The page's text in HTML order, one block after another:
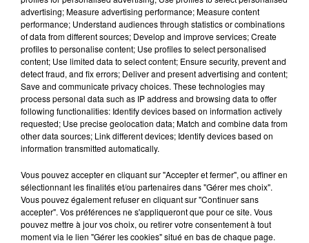
7 août 2026
Madonna sort enfin le remix de « Love
Sensation » avec Kylie Minogue
7 août 2026
dansant de l’année
advertising; Measure advertising performance; Measure content
performance; Understand audiences through statistics or combinations
of data from different sources; Develop and improve services; Create
profiles to personalise content; Use profiles to select personalised
content; Use limited data to select content; Ensure security, prevent and
detect fraud, and fix errors; Deliver and present advertising and content;
Save and communicate privacy choices. These technologies may
process personal data such as IP address and browsing data to offer
following functionalities: Identify devices based on information actively
requested; Use precise geolocation data; Match and combine data from
other data sources; Link different devices; Identify devices based on
information transmitted automatically.
Vous pouvez accepter en cliquant sur "Accepter et fermer", ou affiner en
sélectionnant les finalités et/ou partenaires dans "Gérer mes choix".
Vous pouvez également refuser en cliquant sur "Continuer sans
accepter". Vos préférences ne s'appliqueront que pour ce site. Vous
pouvez mettre à jour vos choix, ou retirer votre consentement à tout
moment via le lien "Gérer les cookies" situé en bas de chaque page.